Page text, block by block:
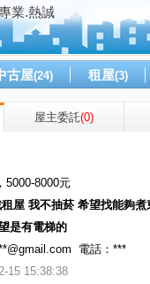
業.熱誠
古屋(24) 租屋(3)
屋主委託(0)
5000-8000元
屋 我不抽菸 希望找能夠
是有電梯的
電話：***
15 15:38:38